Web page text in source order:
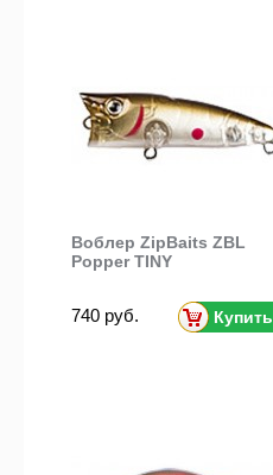
Воблер ZipBaits ZBL
Popper TINY
740 руб. Купить